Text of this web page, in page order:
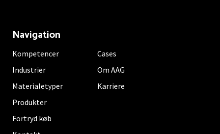
Navigation
Kompetencer
Industrier
Materialetyper
Produkter
Fortryd køb
Cases
Om AAG
Karriere